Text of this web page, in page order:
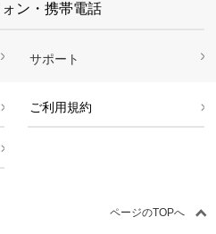
ン・携帯電話
サポート
ご利用規約
ページのTOPへ